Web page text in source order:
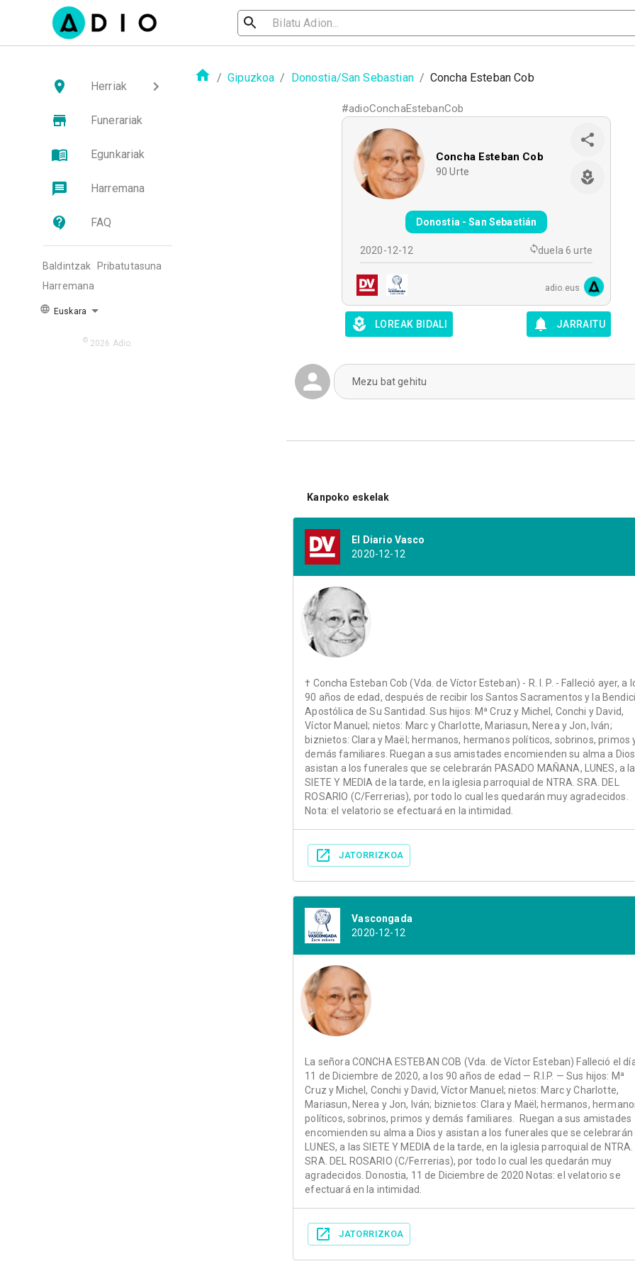
Herriak
Funerariak
Egunkariak
Harremana
FAQ
Baldintzak
Pribatutasuna
Harremana
Euskara
© 2026 Adio.
/ Gipuzkoa / Donostia/San Sebastian / Concha Esteban Cob
#adioConchaEstebanCob
Concha Esteban Cob
90 Urte
Donostia - San Sebastián
2020-12-12 duela 6 urte
adio.eus
LOREAK BIDALI JARRAITU
Mezu bat gehitu
Kanpoko eskelak
El Diario Vasco
2020-12-12
† Concha Esteban Cob (Vda. de Víctor Esteban) - R. I. P. - Falleció ayer, a
90 años de edad, después de recibir los Santos Sacramentos y la
Apostólica de Su Santidad. Sus hijos: Mª Cruz y Michel, Conchi y David,
Víctor Manuel; nietos: Marc y Charlotte, Mariasun, Nerea y Jon, Iván;
biznietos: Clara y Maël; hermanos, hermanos políticos, sobrinos, primos
demás familiares. Ruegan a sus amistades encomienden su alma a
asistan a los funerales que se celebrarán PASADO MAÑANA, LUNES, a
SIETE Y MEDIA de la tarde, en la iglesia parroquial de NTRA. SRA. DEL
ROSARIO (C/Ferrerias), por todo lo cual les quedarán muy agradecidos.
Nota: el velatorio se efectuará en la intimidad.
JATORRIZKOA
Vascongada
2020-12-12
La señora CONCHA ESTEBAN COB (Vda. de Víctor Esteban) Falleció el
11 de Diciembre de 2020, a los 90 años de edad — R.I.P. — Sus hijos: Mª
Cruz y Michel, Conchi y David, Víctor Manuel; nietos: Marc y Charlotte,
Mariasun, Nerea y Jon, Iván; biznietos: Clara y Maël; hermanos,
políticos, sobrinos, primos y demás familiares. Ruegan a sus amistades
encomienden su alma a Dios y asistan a los funerales que se celebrarán
LUNES, a las SIETE Y MEDIA de la tarde, en la iglesia parroquial de NTRA.
SRA. DEL ROSARIO (C/Ferrerias), por todo lo cual les quedarán muy
agradecidos. Donostia, 11 de Diciembre de 2020 Notas: el velatorio se
efectuará en la intimidad.
JATORRIZKOA